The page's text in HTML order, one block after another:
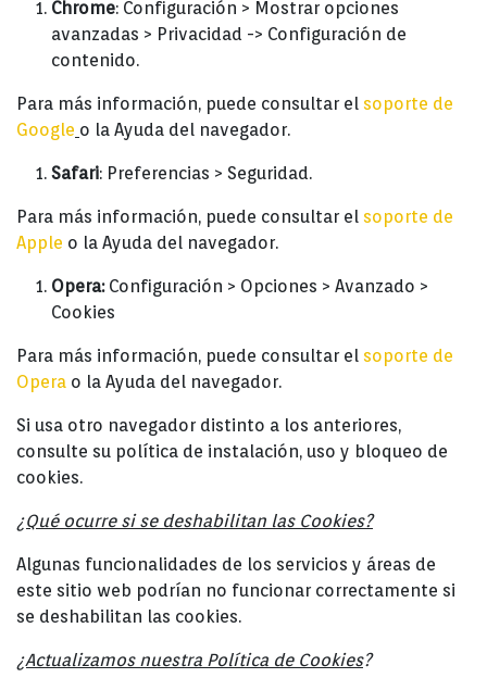
Chrome: Configuración > Mostrar opciones
avanzadas > Privacidad -> Configuración de
contenido.
Para más información, puede consultar el soporte de
Google o la Ayuda del navegador.
Safari: Preferencias > Seguridad.
Para más información, puede consultar el soporte de
Apple o la Ayuda del navegador.
Opera: Configuración > Opciones > Avanzado >
Cookies
Para más información, puede consultar el soporte de
Opera o la Ayuda del navegador.
Si usa otro navegador distinto a los anteriores,
consulte su política de instalación, uso y bloqueo de
cookies.
¿Qué ocurre si se deshabilitan las Cookies?
Algunas funcionalidades de los servicios y áreas de
este sitio web podrían no funcionar correctamente si
se deshabilitan las cookies.
¿Actualizamos nuestra Política de Cookies?